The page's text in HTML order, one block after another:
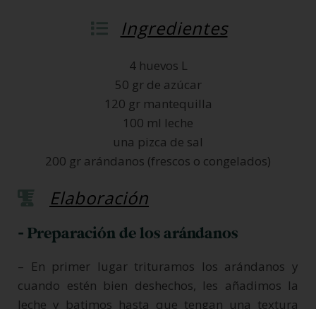
Ingredientes
4 huevos L
50 gr de azúcar
120 gr mantequilla
100 ml leche
una pizca de sal
200 gr arándanos (frescos o congelados)
Elaboración
- Preparación de los arándanos
– En primer lugar trituramos los arándanos y
cuando estén bien deshechos, les añadimos la
leche y batimos hasta que tengan una textura